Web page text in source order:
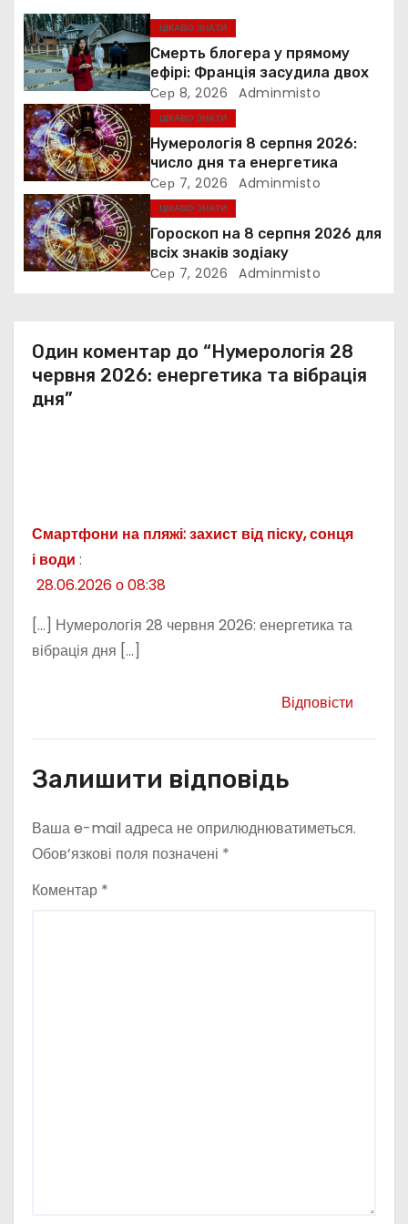
я
з
а
п
и
с
і
ЦІКАВО ЗНАТИ
Смерть блогера у прямому
ефірі: Франція засудила двох
Сер 8, 2026 Adminmisto
ЦІКАВО ЗНАТИ
Нумерологія 8 серпня 2026:
число дня та енергетика
Сер 7, 2026 Adminmisto
ЦІКАВО ЗНАТИ
Гороскоп на 8 серпня 2026 для
всіх знаків зодіаку
Сер 7, 2026 Adminmisto
Один коментар до “Нумерологія 28
червня 2026: енергетика та вібрація
дня”
Смартфони на пляжі: захист від піску, сонця
і води :
28.06.2026 о 08:38
[…] Нумерологія 28 червня 2026: енергетика та
вібрація дня […]
Відповісти
Залишити відповідь
Ваша e-mail адреса не оприлюднюватиметься.
Обов’язкові поля позначені *
Коментар *